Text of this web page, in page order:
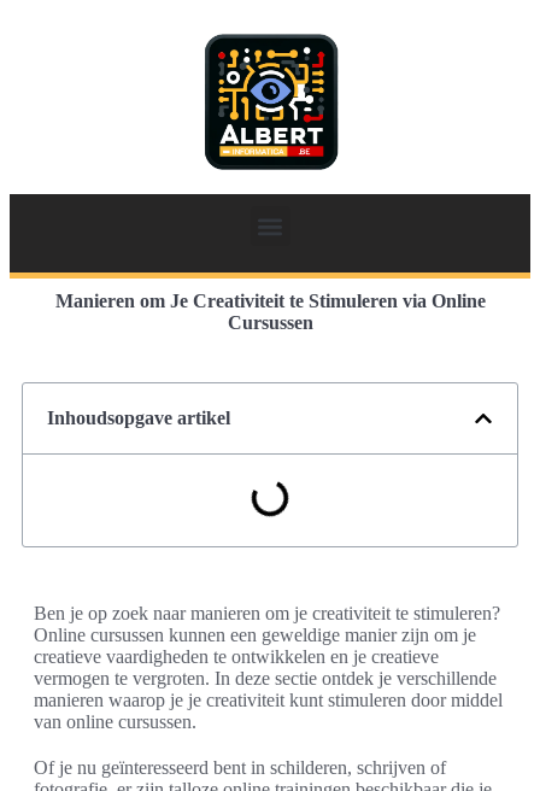
Manieren om Je Creativiteit te Stimuleren via Online
Cursussen
Inhoudsopgave artikel
Ben je op zoek naar manieren om je creativiteit te stimuleren?
Online cursussen kunnen een geweldige manier zijn om je
creatieve vaardigheden te ontwikkelen en je creatieve
vermogen te vergroten. In deze sectie ontdek je verschillende
manieren waarop je je creativiteit kunt stimuleren door middel
van online cursussen.
Of je nu geïnteresseerd bent in schilderen, schrijven of